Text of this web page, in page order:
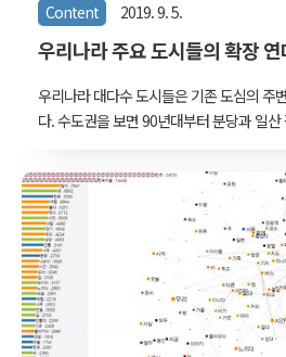
Content 2019. 9. 5.
우리나라 주요 도시들의 확장 연
우리나라 대다수 도시들은 기존 도심의 주
다. 수도권을 보면 90년대부터 분당과 일
발제한구역 해제가 시도지사 권한으로 위임
저 바깥쪽에 그나마 존재했던 녹색의 간극
모양새다. 물론 오래된 도심부 역시 끊임없
발은 두 가지 전제조건 위에서 가능했다.
른 한가지는 개발 가능한 법정 용적률의 잔
단어에서 풍기는 뉘앙스가 그리 좋지 못하
말해보겠다. 이 두 가지 중에 하나가 모자
어렵다. 사람들의 수요가 부족해서 ..